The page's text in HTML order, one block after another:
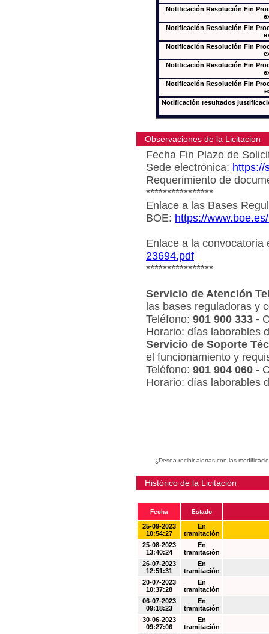
Notificación Resolución Fin
Notificación Resolución Fin
Notificación Resolución Fin
Notificación Resolución Fin
Notificación Resolución Fin
Notificación resultados
Observaciones de la Licitacion
Fecha Fin Plazo de
Sede electrónica: https://
Requerimiento de
****************
Enlace a las Bases
BOE: https://
Enlace a la
23694.pdf
****************
Servicio de Atención
las bases reguladoras y
Teléfono: 901 900 333 -
Horario: días laborables
Servicio de Soporte
el funcionamiento y
Teléfono: 901 904 060 -
Horario: días laborables
¿Desea recibir alertas con las
Histórico de la Licitación
Fecha Estado
25-09-2023
10:54:27
En
tramitación
25-08-2023
13:40:24
En
tramitación
26-07-2023
12:51:31
En
tramitación
20-07-2023
10:37:28
En
tramitación
06-07-2023
09:18:23
En
tramitación
30-06-2023
09:27:06
En
tramitación